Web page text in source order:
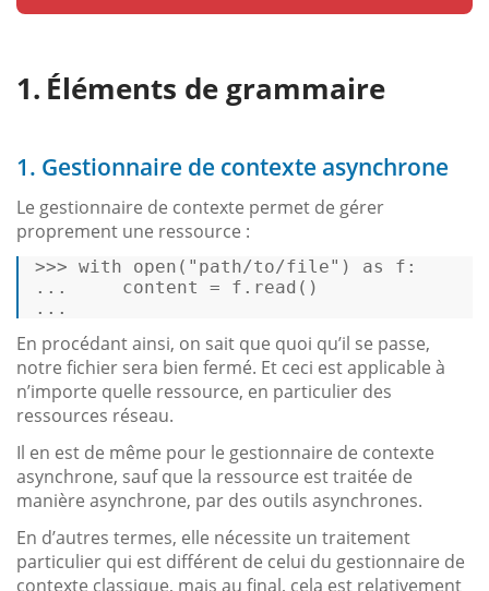
Éléments de grammaire
1. Gestionnaire de contexte asynchrone
Le gestionnaire de contexte permet de gérer
proprement une ressource :
>>> with open ( "path/to/file" ) as
f:
...
En procédant ainsi, on sait que quoi qu’il se passe,
notre fichier sera bien fermé. Et ceci est applicable à
n’importe quelle ressource, en particulier des
ressources réseau.
Il en est de même pour le gestionnaire de contexte
asynchrone, sauf que la ressource est traitée de
manière asynchrone, par des outils asynchrones.
En d’autres termes, elle nécessite un traitement
particulier qui est différent de celui du gestionnaire de
contexte classique, mais au final, cela est relativement